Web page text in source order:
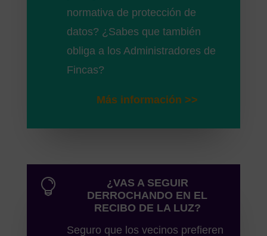
normativa de protección de
datos? ¿Sabes que también
obliga a los Administradores de
Fincas?
Más información >>

¿VAS A SEGUIR
DERROCHANDO EN EL
RECIBO DE LA LUZ?
Seguro que los vecinos prefieren